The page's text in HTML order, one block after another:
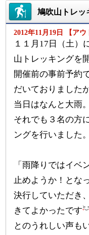
鳩吹山トレッ
2012年11月19日 【ア
１１月17日（土）
山トレッキングを
開催前の事前予約
だいておりましたが
当日はなんと大雨
それでも３名の方
ングを行いました。
「雨降りではイベ
止めようか！とな
決行していただき
きてよかったです
とのうれしい声も